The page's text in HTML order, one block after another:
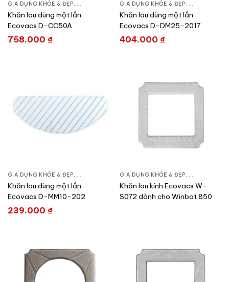
GIA DỤNG KHỎE & ĐẸP, CHĂM SÓC NHÀ CỬA, HÚT BỤI – ROBOT HÚT BỤI
Khăn lau dùng một lần
Ecovacs D-CC50A
758.000 ₫
GIA DỤNG KHỎE & ĐẸP, CHĂM SÓC
Khăn lau dùng một lần
Ecovacs D-DM25-2017
404.000 ₫
GIA DỤNG KHỎE & ĐẸP, CHĂM SÓC NHÀ CỬA, HÚT BỤI – ROBOT HÚT BỤI
Khăn lau dùng một lần
Ecovacs D-MM10-202
239.000 ₫
GIA DỤNG KHỎE & ĐẸP, CHĂM SÓC
Khăn lau kính Ecovacs W-
S072 dành cho Winbot 850